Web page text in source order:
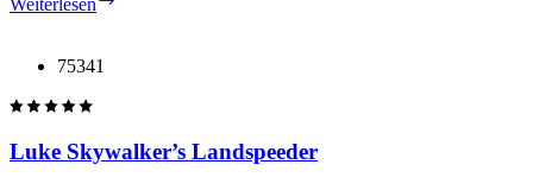
75341
Luke Skywalker’s Landspeeder